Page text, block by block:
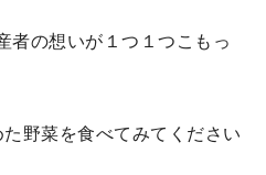
者の想いが１つ１つこもっ
野菜を食べてみてください